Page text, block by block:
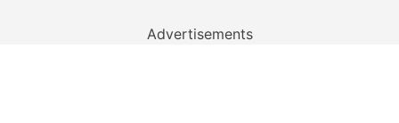
Advertisements